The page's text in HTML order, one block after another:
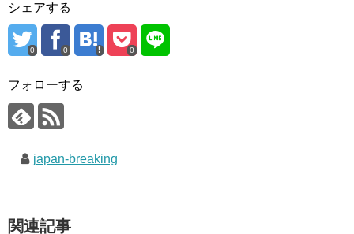
シェアする
0 0 0
フォローする
japan-breaking
関連記事